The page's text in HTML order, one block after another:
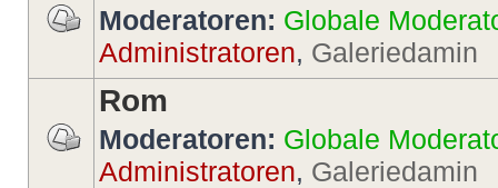
Moderatoren: Globale
Administratoren, Galeriedamin
Rom
Moderatoren: Globale
Administratoren, Galeriedamin